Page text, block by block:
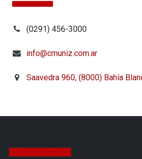
(0291) 456-3000
info@cmuniz.com.ar
Saavedra 960, (8000) Bahía